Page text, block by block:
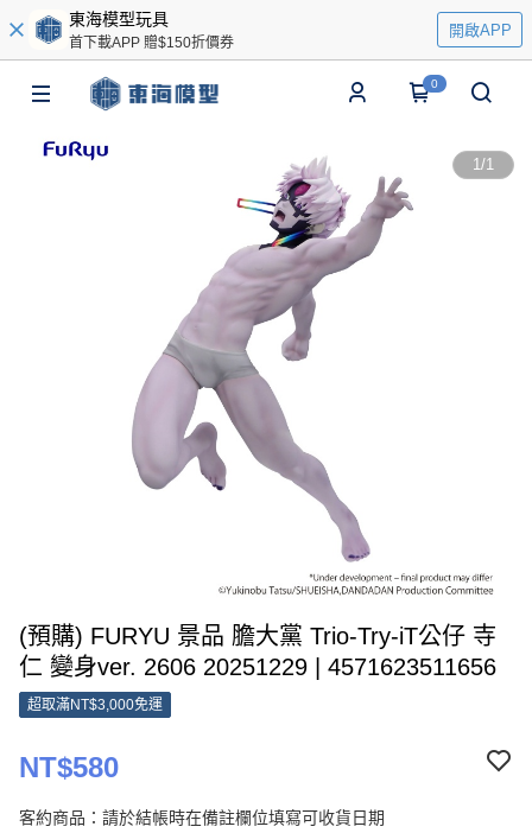
東海模型玩具
首下載APP 贈$150折價券
開啟APP
0
1/1
(預購) FURYU 景品 膽大黨 Trio-Try-iT公仔 寺
仁 變身ver. 2606 20251229 | 4571623511656
超取滿NT$3,000免運
NT$580
客約商品：請於結帳時在備註欄位填寫可收貨日期